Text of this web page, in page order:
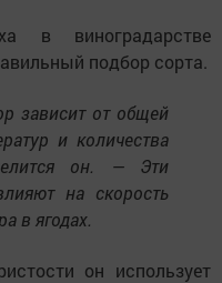
в виноградарстве
подбор сорта.
зависит от общей
и количества
он. — Эти
на скорость
в ягодах.
он использует